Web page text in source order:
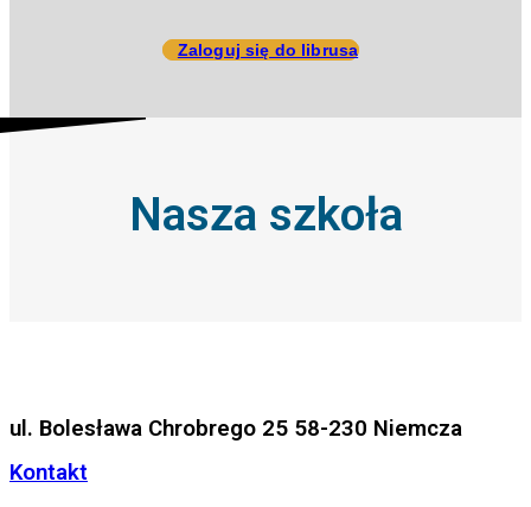
Zaloguj się do librusa
Nasza szkoła
ul. Bolesława Chrobrego 25 58-230 Niemcza
Kontakt